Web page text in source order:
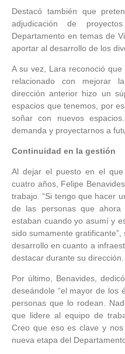
Destacó también que
adjudicación de
Departamento en temas de
aportar al desarrollo de los
A su vez, Lara reconoció
relacionado con mejorar
dirección anterior hizo un
espacios que tenemos, por
soñar con nuevos
demanda y proyectarnos a
Continuidad en la gestión
Al dejar el puesto en el
cuatro años, Felipe
trabajo. “Si tengo que hacer
de las personas que ahora
estaban cuando yo asumí y
sido sumamente
desarrollo en cuanto a
destacar durante su dirección.
Por último, Benavides,
deseándole “el mayor de los
personas que lo rodean.
que lidere al equipo de
Creo que eso es clave y
nueva etapa del